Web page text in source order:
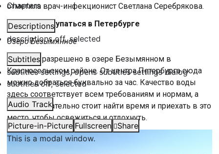
Chapters
Descriptions
descriptions off, selected
Subtitles
subtitles settings, opens subtitles settings dialog
subtitles off, selected
Audio Track
Picture-in-Picture Fullscreen
Share
This is a modal window.
отметила врач-инфекционист Светлана Серебрякова.
Где можно купаться в Петербурге
Озеро Безымянное
Купаться разрешено в озере Безымянном в
Красносельском районе. От центра Петербурга сюда
можно добраться буквально за час. Качество воды
здесь соответствует всем требованиям и нормам, а
значит, обязательно стоит найти время и приехать в это
место, чтобы освежиться и отдохнуть.